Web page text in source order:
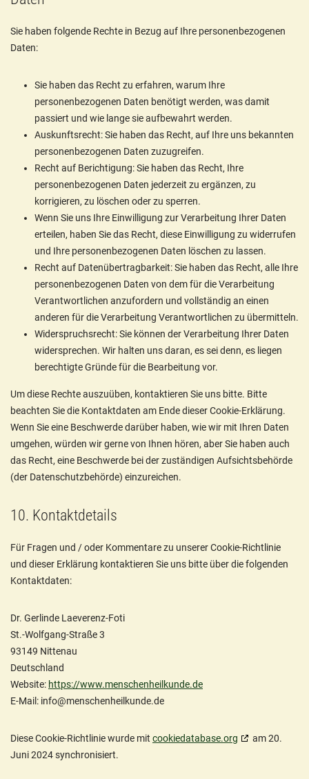
Sie haben folgende Rechte in Bezug auf Ihre personenbezogenen
Daten:
Sie haben das Recht zu erfahren, warum Ihre
personenbezogenen Daten benötigt werden, was damit
passiert und wie lange sie aufbewahrt werden.
Auskunftsrecht: Sie haben das Recht, auf Ihre uns bekannten
personenbezogenen Daten zuzugreifen.
Recht auf Berichtigung: Sie haben das Recht, Ihre
personenbezogenen Daten jederzeit zu ergänzen, zu
korrigieren, zu löschen oder zu sperren.
Wenn Sie uns Ihre Einwilligung zur Verarbeitung Ihrer Daten
erteilen, haben Sie das Recht, diese Einwilligung zu widerrufen
und Ihre personenbezogenen Daten löschen zu lassen.
Recht auf Datenübertragbarkeit: Sie haben das Recht, alle Ihre
personenbezogenen Daten von dem für die Verarbeitung
Verantwortlichen anzufordern und vollständig an einen
anderen für die Verarbeitung Verantwortlichen zu übermitteln.
Widerspruchsrecht: Sie können der Verarbeitung Ihrer Daten
widersprechen. Wir halten uns daran, es sei denn, es liegen
berechtigte Gründe für die Bearbeitung vor.
Um diese Rechte auszuüben, kontaktieren Sie uns bitte. Bitte
beachten Sie die Kontaktdaten am Ende dieser Cookie-Erklärung.
Wenn Sie eine Beschwerde darüber haben, wie wir mit Ihren Daten
umgehen, würden wir gerne von Ihnen hören, aber Sie haben auch
das Recht, eine Beschwerde bei der zuständigen Aufsichtsbehörde
(der Datenschutzbehörde) einzureichen.
10. Kontaktdetails
Für Fragen und / oder Kommentare zu unserer Cookie-Richtlinie
und dieser Erklärung kontaktieren Sie uns bitte über die folgenden
Kontaktdaten:
Dr. Gerlinde Laeverenz-Foti
St.-Wolfgang-Straße 3
93149 Nittenau
Deutschland
Website: https://www.menschenheilkunde.de
E-Mail: info@menschenheilkunde.de
Diese Cookie-Richtlinie wurde mit cookiedatabase.org
am 20.
Juni 2024 synchronisiert.